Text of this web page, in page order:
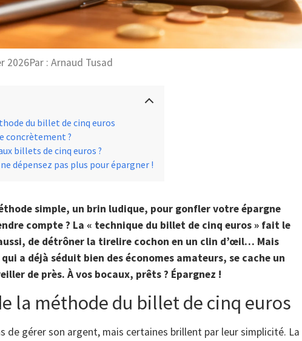
2026Par : Arnaud Tusad
du billet de cinq euros
concrètement ?
billets de cinq euros ?
dépensez pas plus pour épargner !
simple, un brin ludique, pour gonfler votre épargne
compte ? La « technique du billet de cinq euros » fait le
de détrôner la tirelire cochon en un clin d’œil… Mais
a déjà séduit bien des économes amateurs, se cache un
de près. À vos bocaux, prêts ? Épargnez !
la méthode du billet de cinq euros
de gérer son argent, mais certaines brillent par leur simplicité. La